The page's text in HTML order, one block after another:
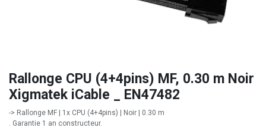
Rallonge CPU (4+4pins) MF, 0.30 m Noir
Xigmatek iCable _ EN47482
-> Rallonge MF | 1x CPU (4+4pins) | Noir | 0.30 m
. Garantie 1 an constructeur.